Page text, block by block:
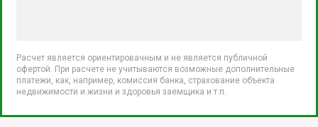
Расчет является ориентировачным и не является публичной
офертой. При расчете не учитываются возможные дополнительные
платежи, как, например, комиссия банка, страхование объекта
недвижимости и жизни и здоровья заемщика и т.п.